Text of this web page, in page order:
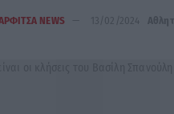
NEWS 13/02/2024